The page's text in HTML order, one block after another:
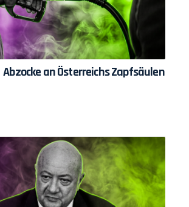
Abzocke an Österreichs Zapfsäulen